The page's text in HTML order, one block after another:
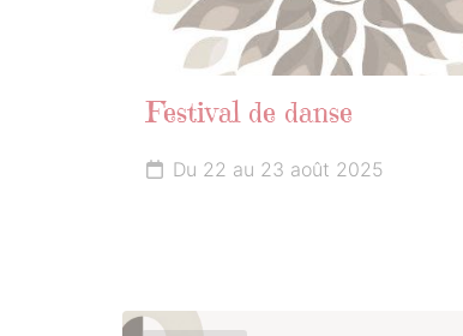
Festival de danse
Du 22 au 23 août 2025